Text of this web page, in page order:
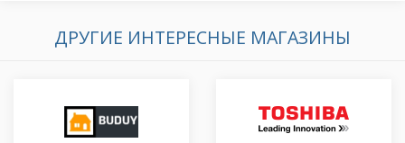
ДРУГИЕ ИНТЕРЕСНЫЕ МАГАЗИНЫ